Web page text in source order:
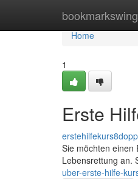
bookmarkswing
Home
Home
1
Erste
Sie möchten einen
Lebensrettung an.
uber-erste-hilfe-